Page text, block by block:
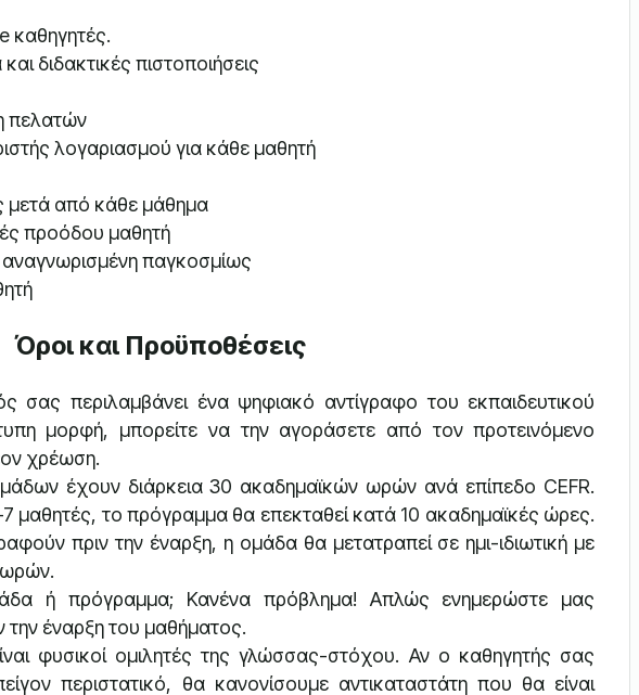
καθηγητές.
διδακτικές πιστοποιήσεις
πελατών
λογαριασμού για κάθε μαθητή
από κάθε μάθημα
προόδου μαθητή
παγκοσμίως
Όροι και Προϋποθέσεις
σας περιλαμβάνει ένα ψηφιακό αντίγραφο του εκπαιδευτικού
μορφή, μπορείτε να την αγοράσετε από τον προτεινόμενο
χρέωση.
έχουν διάρκεια 30 ακαδημαϊκών ωρών ανά επίπεδο CEFR.
μαθητές, το πρόγραμμα θα επεκταθεί κατά 10 ακαδημαϊκές ώρες.
πριν την έναρξη, η ομάδα θα μετατραπεί σε ημι-ιδιωτική με
ωρών.
ή πρόγραμμα; Κανένα πρόβλημα! Απλώς ενημερώστε μας
την έναρξη του μαθήματος.
φυσικοί ομιλητές της γλώσσας-στόχου. Αν ο καθηγητής σας
περιστατικό, θα κανονίσουμε αντικαταστάτη που θα είναι